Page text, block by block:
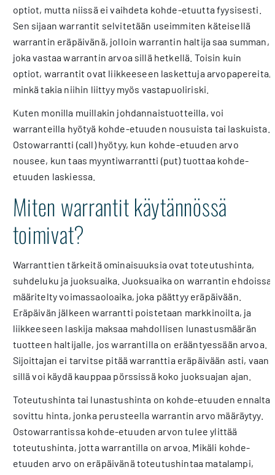
optiot, mutta niissä ei vaihdeta kohde-etuutta fyysisesti.
Sen sijaan warrantit selvitetään useimmiten käteisellä
warrantin eräpäivänä, jolloin warrantin haltija saa summan,
joka vastaa warrantin arvoa sillä hetkellä. Toisin kuin
optiot, warrantit ovat liikkeeseen laskettuja arvopapereita,
minkä takia niihin liittyy myös vastapuoliriski.
Kuten monilla muillakin johdannaistuotteilla, voi
warranteilla hyötyä kohde-etuuden nousuista tai laskuista.
Ostowarrantti (call) hyötyy, kun kohde-etuuden arvo
nousee, kun taas myyntiwarrantti (put) tuottaa kohde-
etuuden laskiessa.
Miten warrantit käytännössä
toimivat?
Warranttien tärkeitä ominaisuuksia ovat toteutushinta,
suhdeluku ja juoksuaika. Juoksuaika on warrantin ehdoissa
määritelty voimassaoloaika, joka päättyy eräpäivään.
Eräpäivän jälkeen warrantti poistetaan markkinoilta, ja
liikkeeseen laskija maksaa mahdollisen lunastusmäärän
tuotteen haltijalle, jos warrantilla on erääntyessään arvoa.
Sijoittajan ei tarvitse pitää warranttia eräpäivään asti, vaan
sillä voi käydä kauppaa pörssissä koko juoksuajan ajan.
Toteutushinta tai lunastushinta on kohde-etuuden ennalta
sovittu hinta, jonka perusteella warrantin arvo määräytyy.
Ostowarrantissa kohde-etuuden arvon tulee ylittää
toteutushinta, jotta warrantilla on arvoa. Mikäli kohde-
etuuden arvo on eräpäivänä toteutushintaa matalampi,